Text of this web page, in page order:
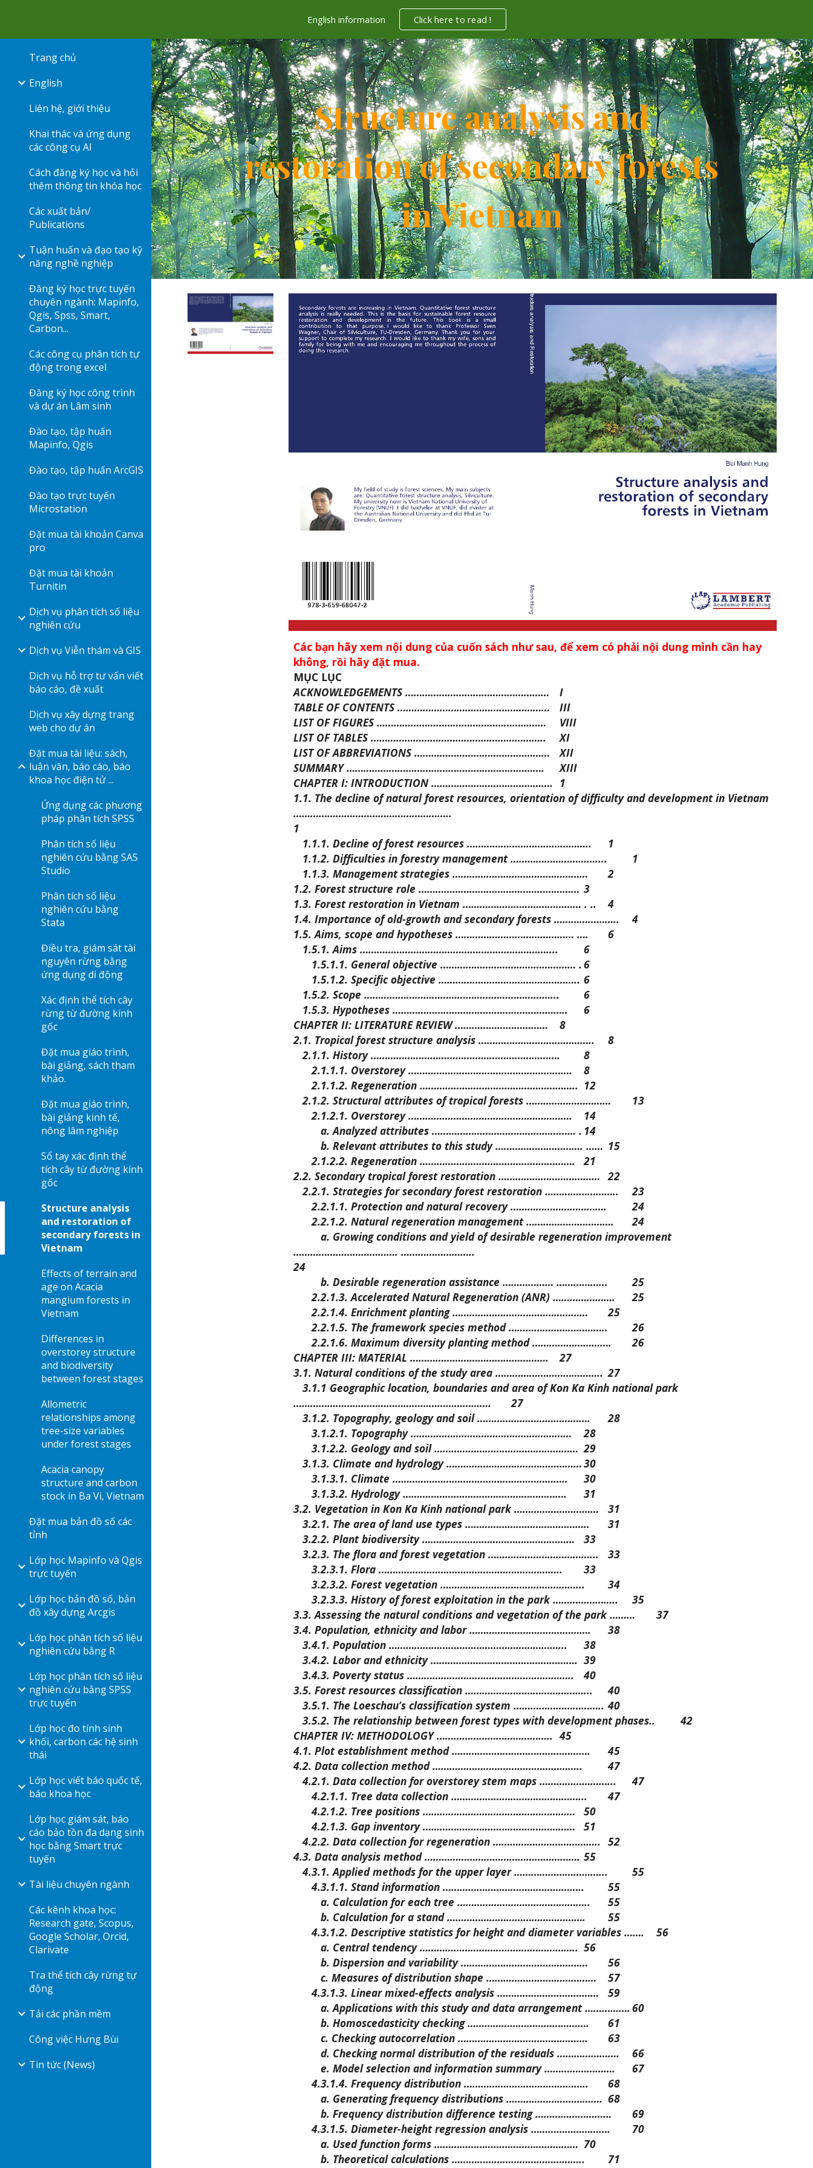
Skip to main content Skip to navigation
English information Click here to read !
Trang chủ
English
Liên hệ, giới thiệu
Khai thác và ứng dụng
các công cụ AI
Cách đăng ký học và hỏi
thêm thông tin khóa học
Các xuất bản/
Publications
Tuận huấn và đạo tạo kỹ
năng nghề nghiệp
Đăng ký học trực tuyến
chuyên ngành: Mapinfo,
Qgis, Spss, Smart,
Carbon...
Các công cụ phân tích tự
động trong excel
Đăng ký học công trình
và dự án Lâm sinh
Đào tạo, tập huấn
Mapinfo, Qgis
Đào tạo, tập huấn ArcGIS
Đào tạo trực tuyến
Microstation
Đặt mua tài khoản Canva
pro
Đặt mua tài khoản
Turnitin
Dịch vụ phân tích số liệu
nghiên cứu
Dịch vụ Viễn thám và GIS
Dịch vụ hỗ trợ tư vấn viết
báo cáo, đề xuất
Dịch vụ xây dựng trang
web cho dự án
Đặt mua tài liệu: sách,
luận văn, báo cáo, báo
khoa học điện tử ...
Ứng dụng các phương
pháp phân tích SPSS
Phân tích số liệu
nghiên cứu bằng SAS
Studio
Phân tích số liệu
nghiên cứu bằng
Stata
Điều tra, giám sát tài
nguyên rừng bằng
ứng dụng di động
Xác định thể tích cây
rừng từ đường kính
gốc
Đặt mua giáo trình,
bài giảng, sách tham
khảo.
Đặt mua giáo trình,
bài giảng kinh tế,
nông lâm nghiệp
Sổ tay xác định thể
tích cây từ đường kính
gốc
Structure analysis
and restoration of
secondary forests in
Vietnam
Effects of terrain and
age on Acacia
mangium forests in
Vietnam
Differences in
overstorey structure
and biodiversity
between forest stages
Allometric
relationships among
tree-size variables
under forest stages
Acacia canopy
structure and carbon
stock in Ba Vi, Vietnam
Đặt mua bản đồ số các
tỉnh
Lớp học Mapinfo và Qgis
trực tuyến
Lớp học bản đồ số, bản
đồ xây dựng Arcgis
Lớp học phân tích số liệu
nghiên cứu bằng R
Lớp học phân tích số liệu
nghiên cứu bằng SPSS
trực tuyến
Lớp học đo tính sinh
khối, carbon các hệ sinh
thái
Lớp học viết báo quốc tế,
báo khoa học
Lớp học giám sát, báo
cáo bảo tồn đa dạng sinh
học bằng Smart trực
tuyến
Tài liệu chuyên ngành
Các kênh khoa học:
Research gate, Scopus,
Google Scholar, Orcid,
Clarivate
Tra thể tích cây rừng tự
động
Tải các phần mềm
Công việc Hưng Bùi
Tin tức (News)
Structure analysis and
restoration of secondary forests
in Vietnam
Các bạn hãy xem nội dung của cuốn sách như sau, để xem có phải nội dung mình cần hay
không, rồi hãy đặt mua.
MỤC LỤC
ACKNOWLEDGEMENTS ……………………………………………
I
TABLE OF CONTENTS ………………………………………………
III
LIST OF FIGURES ……………………………………………………
VIII
LIST OF TABLES ……………………………………………………..
XI
LIST OF ABBREVIATIONS …………………………………………
XII
SUMMARY …………………………………………………………….
XIII
CHAPTER I: INTRODUCTION ……………………………………. 1
1.1. The decline of natural forest resources, orientation of difficulty and development in Vietnam
………………………………………………..
1
1.1.1. Decline of forest resources ……………………………………..
1
1.1.2. Difficulties in forestry management …………………………....
1
1.1.3. Management strategies …………………………………………
2
1.2. Forest structure role ………………………………………………… 3
1.3. Forest restoration in Vietnam …………………………………… . ..
4
1.4. Importance of old-growth and secondary forests …………………..
4
1.5. Aims, scope and hypotheses …………………………………… ….
6
1.5.1. Aims …………………………………………………………....
6
1.5.1.1. General objective ………………………………………… .6
1.5.1.2. Specific objective ………………………………………….. 6
1.5.2. Scope …………………………………………………………...
6
1.5.3. Hypotheses ……………………………………………………..
6
CHAPTER II: LITERATURE REVIEW ……………………………
8
2.1. Tropical forest structure analysis …………………………………..
8
2.1.1. History ………………………………………………………….
8
2.1.1.1. Overstorey ………………………………………………….
8
2.1.1.2. Regeneration ……………………………………………….. 12
2.1.2. Structural attributes of tropical forests …………………………
13
2.1.2.1. Overstorey ………………………………………………….
14
a. Analyzed attributes …………………………………………… . 14
b. Relevant attributes to this study …………………………. …… 15
2.1.2.2. Regeneration ……………………………………………….
21
2.2. Secondary tropical forest restoration ……………………………… 22
2.2.1. Strategies for secondary forest restoration ……………………..
23
2.2.1.1. Protection and natural recovery …………………………….
24
2.2.1.2. Natural regeneration management ………………………….
24
a. Growing conditions and yield of desirable regeneration improvement
………………………………. ……………………..
24
b. Desirable regeneration assistance ……………… ……………...
25
2.2.1.3. Accelerated Natural Regeneration (ANR) ………………….
25
2.2.1.4. Enrichment planting …………………………………………
25
2.2.1.5. The framework species method ……………………………..
26
2.2.1.6. Maximum diversity planting method ……………………….
26
CHAPTER III: MATERIAL ………………………………………….
27
3.1. Natural conditions of the study area ……………………………….. 27
3.1.1 Geographic location, boundaries and area of Kon Ka Kinh national park
…………………………………………………………….
27
3.1.2. Topography, geology and soil ………………………………….
28
3.1.2.1. Topography …………………………………………………
28
3.1.2.2. Geology and soil …………………………………………… 29
3.1.3. Climate and hydrology …………………………………………30
3.1.3.1. Climate ……………………………………………………..
30
3.1.3.2. Hydrology ………………………………………………….
31
3.2. Vegetation in Kon Ka Kinh national park …………………………
31
3.2.1. The area of land use types ……………………………………..
31
3.2.2. Plant biodiversity ………………………………………………
33
3.2.3. The flora and forest vegetation ………………………………...
33
3.2.3.1. Flora ………………………………………………………..
33
3.2.3.2. Forest vegetation …………………………………………...
34
3.2.3.3. History of forest exploitation in the park …………………..
35
3.3. Assessing the natural conditions and vegetation of the park ………
37
3.4. Population, ethnicity and labor …………………………………….
38
3.4.1. Population ……………………………………………………...
38
3.4.2. Labor and ethnicity ……………………………………………. 39
3.4.3. Poverty status …………………………………………………..
40
3.5. Forest resources classification ……………………………………...
40
3.5.1. The Loeschau’s classification system ………………………….. 40
3.5.2. The relationship between forest types with development phases..
42
CHAPTER IV: METHODOLOGY ………………………………….. 45
4.1. Plot establishment method ………………………………………….
45
4.2. Data collection method ……………………………………………..
47
4.2.1. Data collection for overstorey stem maps ……………………...
47
4.2.1.1. Tree data collection ………………………………………...
47
4.2.1.2. Tree positions ………………………………………………
50
4.2.1.3. Gap inventory ………………………………………………
51
4.2.2. Data collection for regeneration ……………………………….. 52
4.3. Data analysis method ………………………………………………. 55
4.3.1. Applied methods for the upper layer …………………………...
55
4.3.1.1. Stand information …………………………………………..
55
a. Calculation for each tree ………………………………………..
55
b. Calculation for a stand ………………………………………….
55
4.3.1.2. Descriptive statistics for height and diameter variables …….
56
a. Central tendency ……………………………………………….. 56
b. Dispersion and variability ………………………………………
56
c. Measures of distribution shape …………………………………
57
4.3.1.3. Linear mixed-effects analysis ………………………………
59
a. Applications with this study and data arrangement …………….60
b. Homoscedasticity checking …………………………………….
61
c. Checking autocorrelation ……………………………………….
63
d. Checking normal distribution of the residuals ………………….
66
e. Model selection and information summary …………………….
67
4.3.1.4. Frequency distribution ……………………………………..
68
a. Generating frequency distributions ……………………………. 68
b. Frequency distribution difference testing ………………………
69
4.3.1.5. Diameter-height regression analysis ……………………….
70
a. Used function forms …………………………………………… 70
b. Theoretical calculations ………………………………………..
71